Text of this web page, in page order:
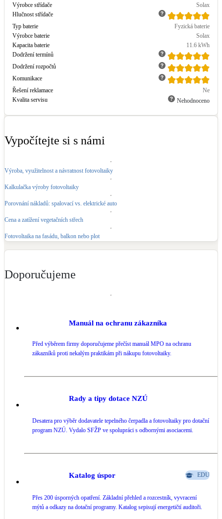
Malé i velké turbíny
Výrobce střídače
Solax
Hlučnost střídače
Typ baterie
Fyzická baterie
Výrobce baterie
Solax
Kapacita baterie
11.6 kWh
Dodržení termínů
Dodržení rozpočtů
Komunikace
Řešení reklamace
Ne
Kvalita servisu
Nehodnoceno
Vypočítejte si s námi
Výroba, využitelnost a návratnost fotovoltaiky
Kalkulačka výroby fotovoltaiky
Porovnání nákladů: spalovací vs. elektrické auto
Cena a zatížení vegetačních střech
Fotovoltaika na fasádu, balkon nebo plot
Doporučujeme
Manuál na ochranu zákazníka
Před výběrem firmy doporučujeme přečíst manuál MPO na ochranu
zákazníků proti nekalým praktikám při nákupu fotovoltaiky.
Rady a tipy dotace NZÚ
Desatera pro výběr dodavatele tepelného čerpadla a fotovoltaiky pro dotační
program NZÚ. Vydalo SFŽP ve spolupráci s odbornými asociacemi.
Katalog úspor EDU
Přes 200 úsporných opatření. Základní přehled a rozcestník, vyvracení
mýtů a odkazy na dotační programy. Katalog sepisují energetičtí auditoři.